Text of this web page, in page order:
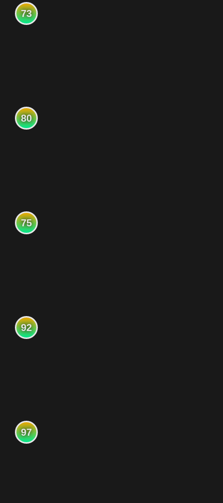
73
80
75
92
97